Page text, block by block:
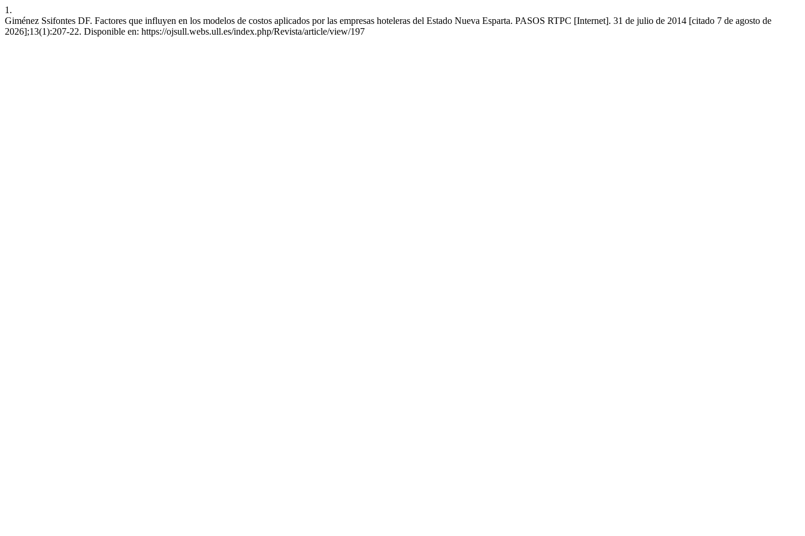
1.
Giménez Ssifontes DF. Factores que influyen en los modelos de costos aplicados por las empresas hoteleras del Estado Nueva Esparta. PASOS RTPC [Internet]. 31 de julio de 2014 [citado 7 de agosto de
2026];13(1):207-22. Disponible en: https://ojsull.webs.ull.es/index.php/Revista/article/view/197